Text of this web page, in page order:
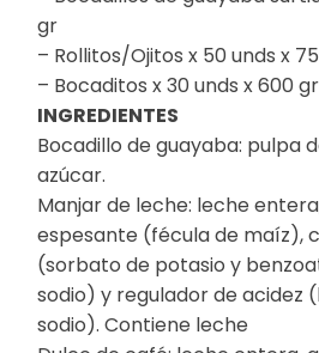
gr
– Rollitos/Ojitos x 50 unds x
– Bocaditos x 30 unds x 600 gr
INGREDIENTES
Bocadillo de guayaba: pulpa
azúcar.
Manjar de leche: leche
espesante (fécula de maíz),
(sorbato de potasio y
sodio) y regulador de acidez
sodio). Contiene leche